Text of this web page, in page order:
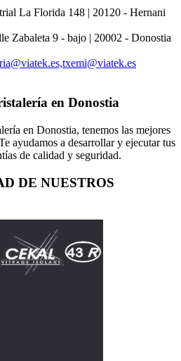
La Florida 148 | 20120 - Hernani
Zabaleta 9 - bajo | 20002 - Donostia
en Donostia
en Donostia, tenemos las mejores
ayudamos a desarrollar y ejecutar tus
de calidad y seguridad.
DE NUESTROS